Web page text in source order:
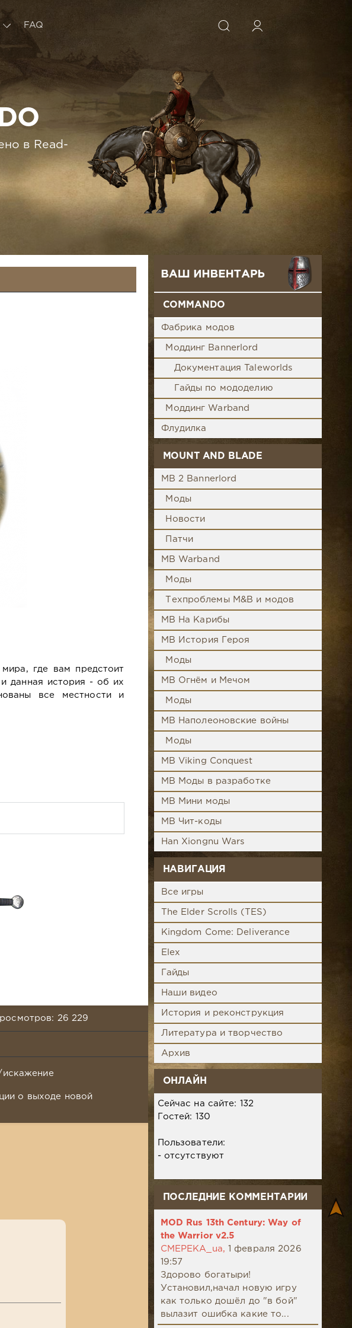
FAQ
в Read-
где вам предстоит
данная история - об их
все местности и
26 229
искажение
о выходе новой
COMMANDO
Фабрика модов
Моддинг Bannerlord
Документация Taleworlds
Гайды по мододелию
Моддинг Warband
Флудилка
MOUNT AND BLADE
MB 2 Bannerlord
Моды
Новости
Патчи
MB Warband
Моды
Техпроблемы M&B и модов
MB На Карибы
MB История Героя
Моды
MB Огнём и Мечом
Моды
MB Наполеоновские войны
Моды
MB Viking Conquest
MB Моды в разработке
MB Мини моды
MB Чит-коды
Han Xiongnu Wars
НАВИГАЦИЯ
Все игры
The Elder Scrolls (TES)
Kingdom Come: Deliverance
Elex
Гайды
Наши видео
История и реконструкция
Литература и творчество
Архив
ОНЛАЙН
Сейчас на сайте: 132
Гостей: 130
Пользователи:
- отсутствуют
ПОСЛЕДНИЕ КОММЕНТАРИИ
MOD Rus 13th Century: Way of
the Warrior v2.5
CMEPEKA_ua,
1 февраля 2026
19:57
Здорово богатыри!
Установил,начал новую игру
как только дошёл до "в бой"
вылазит ошибка какие то...